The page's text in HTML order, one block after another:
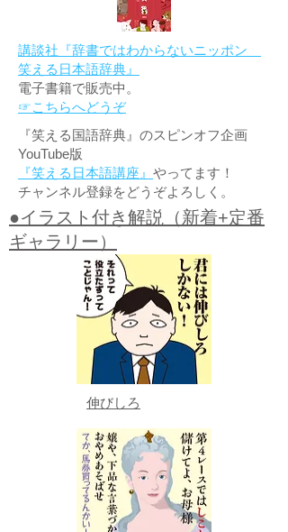
講談社『辞書ではわからないニッポン
笑える日本語辞典』
電子書籍で販売中。
☞こちらへどうぞ
『笑える国語辞典』のスピンオフ企画
YouTube版
『笑える日本語講座』 やってます！
チャンネル登録をどうぞよろしく。
●イラスト付き解説（新着+定番
ギャラリー）
伸びしろ